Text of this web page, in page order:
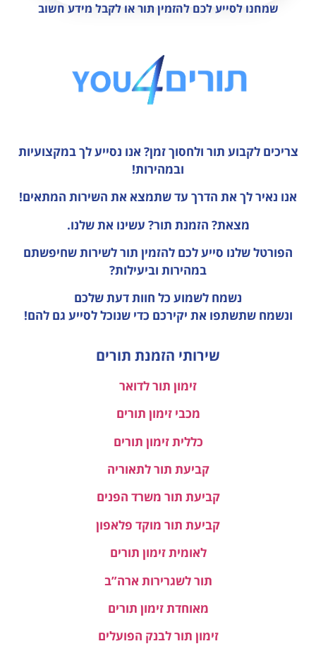
שמחנו לסייע לכם להזמין תור או לקבל מידע חשוב
צריכים לקבוע תור ולחסוך זמן? אנו נסייע לך במקצועיות
ובמהירות!
אנו נאיר לך את הדרך עד שתמצא את השירות המתאים!
מצאת? הזמנת תור? עשינו את שלנו.
הפורטל שלנו סייע לכם להזמין תור לשירות שחיפשתם
במהירות וביעילות?
נשמח לשמוע כל חוות דעתשלכם
ונשמח שתשתפו את יקירכם כדי שנוכל לסייע גם להם!
שירותי הזמנת תורים
זימון תור לדואר
מכבי זימון תורים
כללית זימון תורים
קביעת תור לתאוריה
קביעת תור משרד הפנים
קביעת תור מוקד פלאפון
לאומית זימון תורים
תור לשגרירות ארה”ב
מאוחדת זימון תורים
זימון תור לבנק הפועלים